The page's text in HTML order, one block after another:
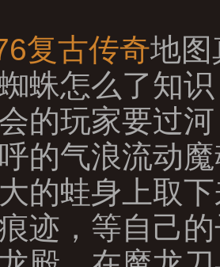
复古传奇地图
蛛怎么了知
的玩家要过
的气浪流动
的蛙身上取
迹，等自己